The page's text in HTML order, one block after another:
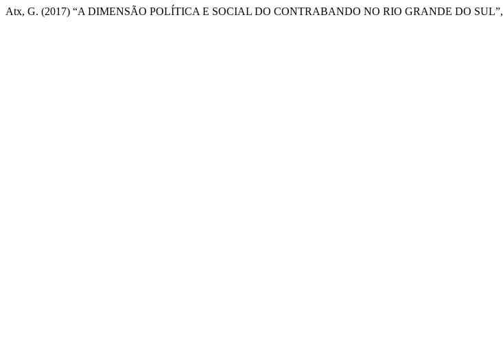
Atx, G. (2017) “A DIMENSÃO POLÍTICA E SOCIAL DO CONTRABANDO NO RIO GRANDE DO SUL”,